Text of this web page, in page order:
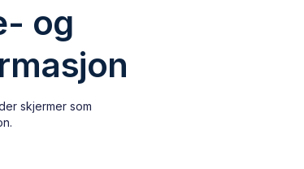
og
skjermer som